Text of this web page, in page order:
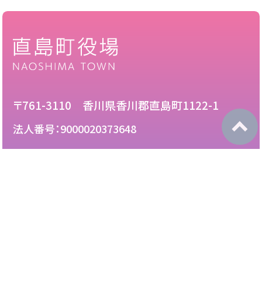
〒761-3110 香川県香川郡直島町1122-1
法人番号：9000020373648